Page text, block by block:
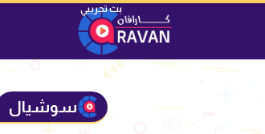
سوشيال